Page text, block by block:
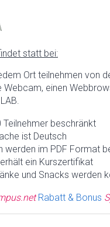
statt bei:
Ort teilnehmen von
Webcam, einen
Teilnehmer beschränkt
ist Deutsch
werden im PDF Format
ein Kurszertifikat
und Snacks werden
Rabatt & Bonus